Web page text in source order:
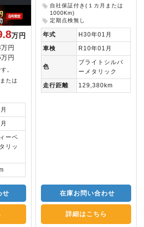
万円
万円
万円
。
たは
ーベ
リッ
せ
自社保証付き(１カ月または
1000Km)
定期点検無し
年式
H30年01月
車検
R10年01月
色
ブライトシルバ
ーメタリック
走行距離
129,380km
在庫お問い合わせ
詳細はこちら